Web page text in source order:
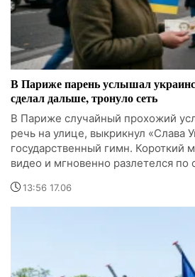
В Париже парень услышал
сделал дальше, тронуло сеть
В Париже случайный прохожий
речь на улице, выкрикнул «Слава
государственный гимн. Короткий
видео и мгновенно разлетелся по
13:56 17.06